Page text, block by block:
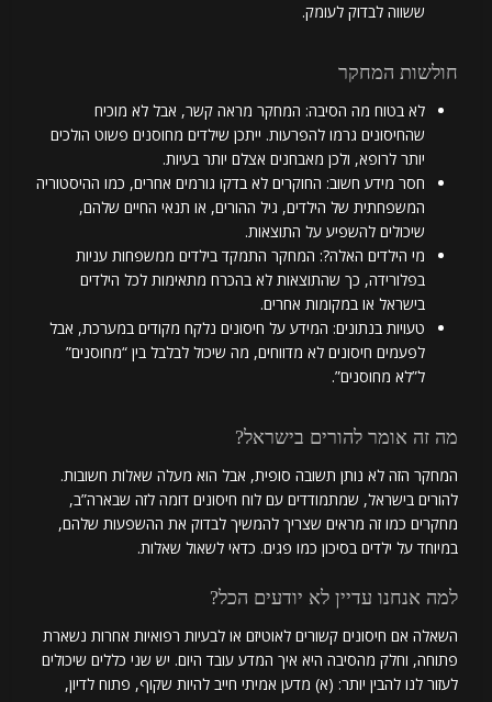
ששווה לבדוק לעומק.
חולשות המחקר
לא בטוח מה הסיבה: המחקר מראה קשר, אבל לא מוכיח
שהחיסונים גרמו להפרעות. ייתכן שילדים מחוסנים פשוט הולכים
יותר לרופא, ולכן מאבחנים אצלם יותר בעיות.
חסר מידע חשוב: החוקרים לא בדקו גורמים אחרים, כמו ההיסטוריה
המשפחתית של הילדים, גיל ההורים, או תנאי החיים שלהם,
שיכולים להשפיע על התוצאות.
מי הילדים האלה?: המחקר התמקד בילדים ממשפחות עניות
בפלורידה, כך שהתוצאות לא בהכרח מתאימות לכל הילדים
בישראל או במקומות אחרים.
טעויות בנתונים: המידע על חיסונים נלקח מקודים במערכת, אבל
לפעמים חיסונים לא מדווחים, מה שיכול לבלבל בין “מחוסנים”
ל”לא מחוסנים”.
מה זה אומר להורים בישראל?
המחקר הזה לא נותן תשובה סופית, אבל הוא מעלה שאלות חשובות.
להורים בישראל, שמתמודדים עם לוח חיסונים דומה לזה שבארה”ב,
מחקרים כמו זה מראים שצריך להמשיך לבדוק את ההשפעות שלהם,
במיוחד על ילדים בסיכון כמו פגים. כדאי לשאול שאלות.
למה אנחנו עדיין לא יודעים הכל?
השאלה אם חיסונים קשורים לאוטיזם או לבעיות רפואיות אחרות נשארת
פתוחה, וחלק מהסיבה היא איך המדע עובד היום. יש שני כללים שיכולים
לעזור לנו להבין יותר: (א) מדען אמיתי חייב להיות שקוף, פתוח לדיון,